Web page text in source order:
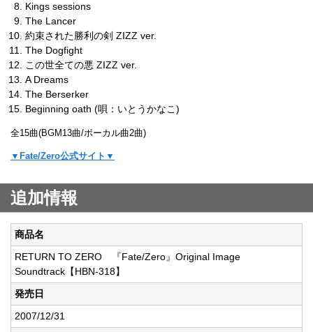
Kings sessions
The Lancer
約束された勝利の剣 ZIZZ ver.
The Dogfight
この世全ての悪 ZIZZ ver.
A Dreams
The Berserker
Beginning oath (唄：いとうかなこ)
全15曲(BGM13曲/ボーカル曲2曲)
▼Fate/Zero公式サイト▼
追加情報
商品名
RETURN TO ZERO 『Fate/Zero』Original Image
Soundtrack【HBN-318】
発売日
2007/12/31